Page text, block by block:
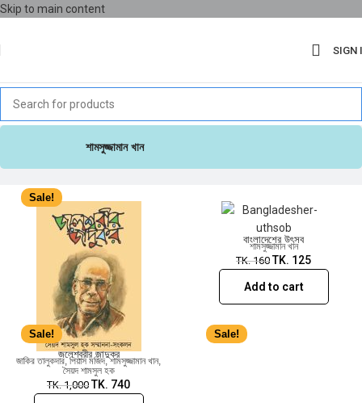
Skip to main content
SIGN
শামসুজ্জামান খান
Sale!
জলেশ্বরীর জাদুকর
জাকির তালুকদার,পিয়াস মজিদ,শামসুজ্জামান খান,
সৈয়দ শামসুল হক
TK.1,000 TK. 740
Sale!
বাংলাদেশের উৎসব
শামসুজ্জামান খান
TK.160 TK. 125
Add to cart
Sale! Sale!